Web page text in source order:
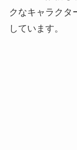
クなキャラクタ
しています。